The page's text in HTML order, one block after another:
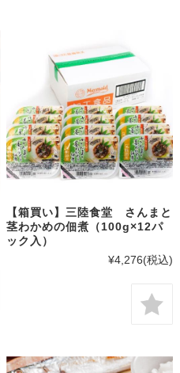
【箱買い】三陸食堂 さんまと
茎わかめの佃煮（100g×12パ
ック入）
¥4,276(税込)